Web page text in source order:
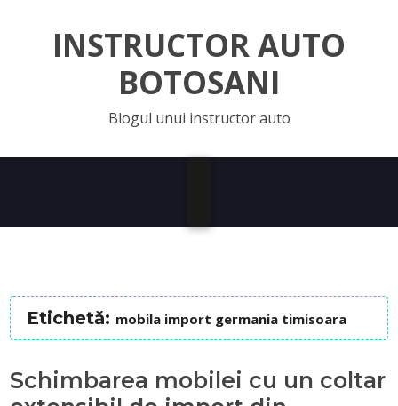
INSTRUCTOR AUTO
BOTOSANI
Blogul unui instructor auto
Etichetă: mobila import germania timisoara
Schimbarea mobilei cu un coltar